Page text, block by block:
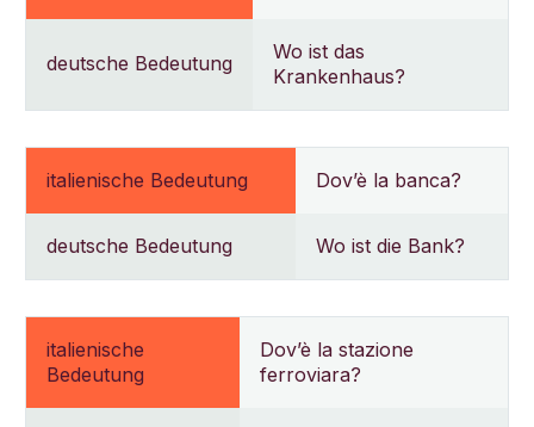
deutsche Bedeutung
Wo ist das
Krankenhaus?
italienische Bedeutung Dov’è la banca?
deutsche Bedeutung Wo ist die Bank?
italienische
Bedeutung
Dov’è la stazione
ferroviara?